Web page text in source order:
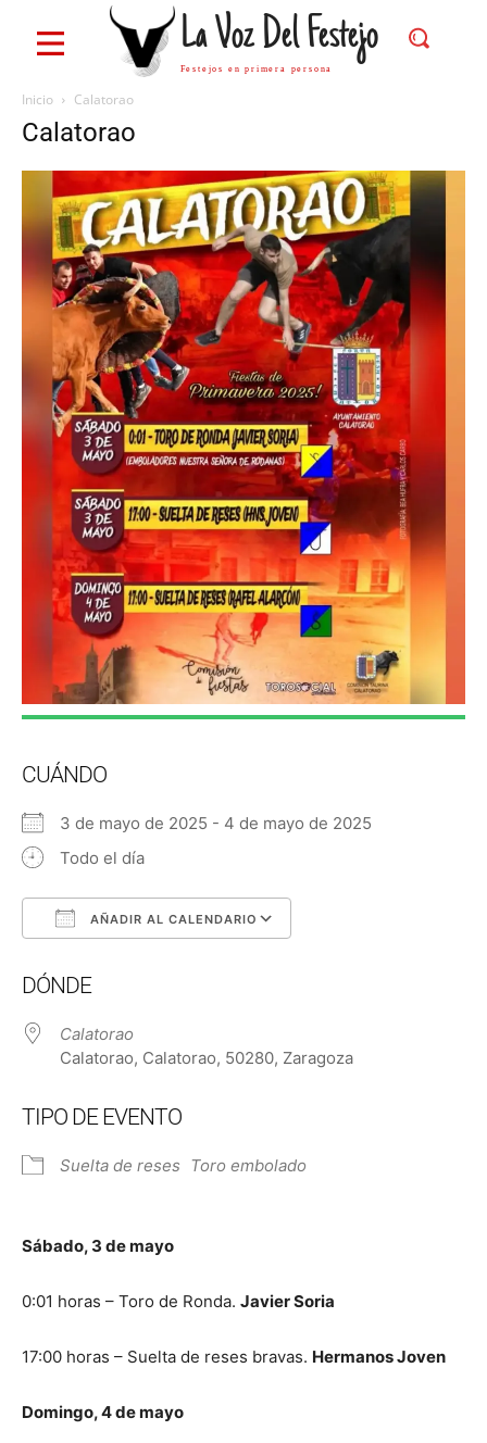
La Voz Del Festejo
Festejos en primera persona
Inicio Calatorao
Calatorao
CUÁNDO
3 de mayo de 2025 - 4 de mayo de 2025
Todo el día
AÑADIR AL CALENDARIO
DÓNDE
Calatorao
Calatorao, Calatorao, 50280, Zaragoza
TIPO DE EVENTO
Suelta de reses Toro embolado
Sábado, 3 de mayo
0:01 horas – Toro de Ronda. Javier Soria
17:00 horas – Suelta de reses bravas. Hermanos Joven
Domingo, 4 de mayo